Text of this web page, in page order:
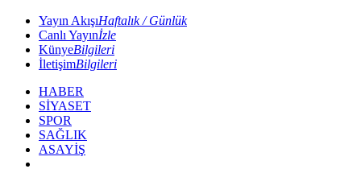
Yayın AkışıHaftalık / Günlük
Canlı Yayınİzle
KünyeBilgileri
İletişimBilgileri
HABER
SİYASET
SPOR
SAĞLIK
ASAYİŞ